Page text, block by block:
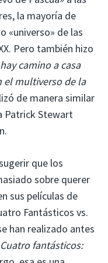
la mayoría de
«universo» de las
Pero también hizo
camino a casa
el multiverso de la
de manera similar
Patrick Stewart
que los
sobre querer
sus películas de
Fantásticos vs.
han realizado antes
Cuatro fantásticos: